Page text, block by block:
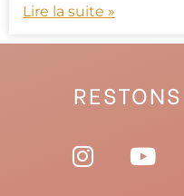
Lire la suite »
I
n
Y
o